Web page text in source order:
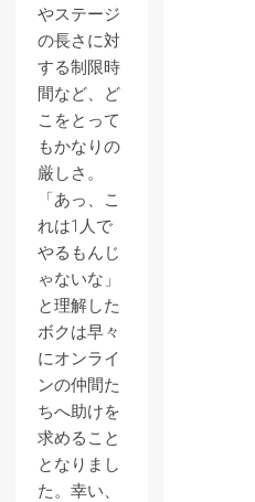
やステージ
の長さに対
する制限時
間など、ど
こをとって
もかなりの
厳しさ。
「あっ、こ
れは1人で
やるもんじ
ゃないな」
と理解した
ボクは早々
にオンライ
ンの仲間た
ちへ助けを
求めること
となりまし
た。幸い、